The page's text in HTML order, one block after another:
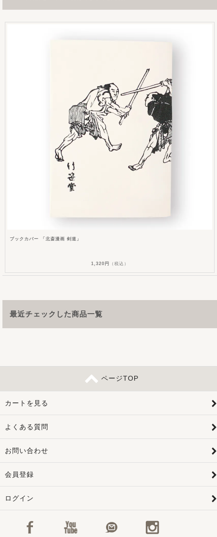
ブックカバー 「北斎漫画 剣道」
1,320円 （税込）
最近チェックした商品一覧
ページTOP
カートを見る
よくある質問
お問い合わせ
会員登録
ログイン